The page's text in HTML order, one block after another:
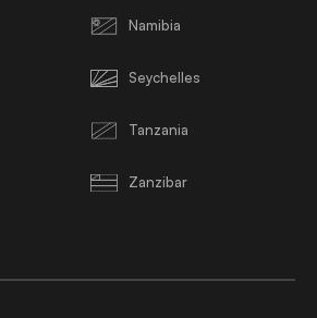
Namibia
Seychelles
Tanzania
Zanzibar